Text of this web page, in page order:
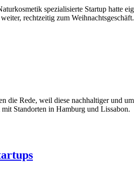
spezialisierte Startup hatte
rechtzeitig zum Weihnachtsgeschäft.
Rede, weil diese nachhaltiger und
Standorten in Hamburg und Lissabon.